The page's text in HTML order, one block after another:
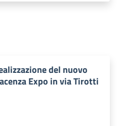
del nuovo
Expo in via Tirotti